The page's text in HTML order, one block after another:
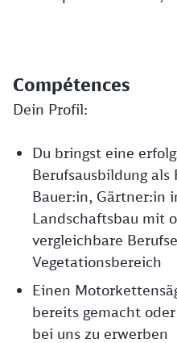
Compétences
Dein Profil:
Du bringst eine
Berufsausbildung
Bauer:in, Gärtner:in
Landschaftsbau mit
vergleichbare
Vegetationsbereich
Einen
bereits gemacht
bei uns zu erwerben